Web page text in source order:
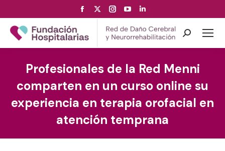
Facebook
page
opens
in
window
page
opens
in
window
Instagram
page
opens
in
window
YouTube
page
opens
in
window
page
opens
in
window
Search:
Profesionales de la Red Menni
comparten en un curso online su
experiencia en terapia orofacial en
atención temprana